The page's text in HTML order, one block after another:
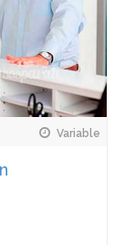
Variable